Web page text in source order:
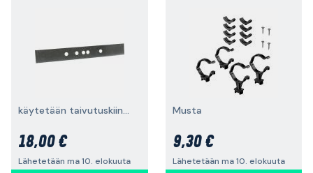
käytetään taivutuskiinnikkeen
18,00 €
Lähetetään ma 10. elokuuta
Musta
9,30 €
Lähetetään ma 10. elokuuta